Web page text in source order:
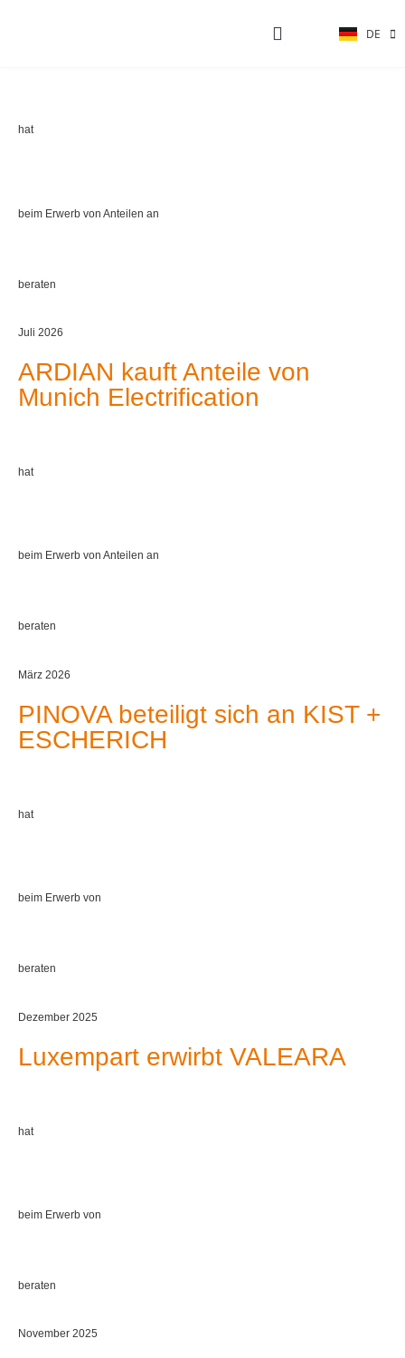
DE
EN
hat
beim Erwerb von Anteilen an
beraten
Juli 2026
ARDIAN kauft Anteile von
Munich Electrification
hat
beim Erwerb von Anteilen an
beraten
März 2026
PINOVA beteiligt sich an KIST +
ESCHERICH
hat
beim Erwerb von
beraten
Dezember 2025
Luxempart erwirbt VALEARA
hat
beim Erwerb von
beraten
November 2025